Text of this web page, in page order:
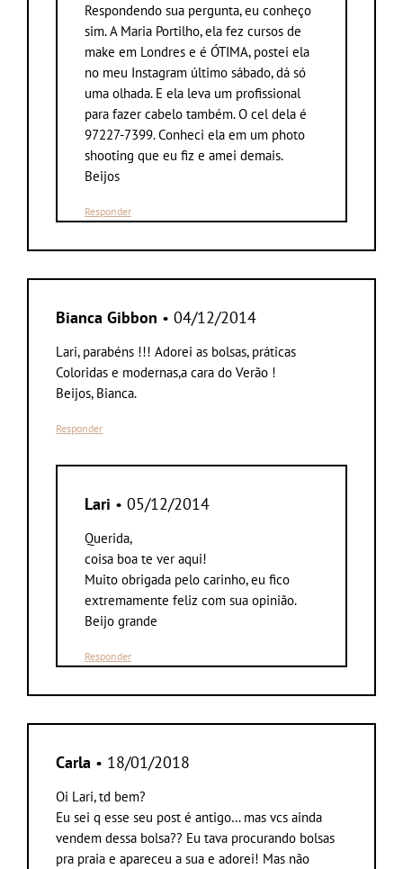
Respondendo sua pergunta, eu conheço
sim. A Maria Portilho, ela fez cursos de
make em Londres e é ÓTIMA, postei ela
no meu Instagram último sábado, dá só
uma olhada. E ela leva um profissional
para fazer cabelo também. O cel dela é
97227-7399. Conheci ela em um photo
shooting que eu fiz e amei demais.
Beijos
Responder
Bianca Gibbon • 04/12/2014
Lari, parabéns !!! Adorei as bolsas, práticas
Coloridas e modernas,a cara do Verão !
Beijos, Bianca.
Responder
Lari • 05/12/2014
Querida,
coisa boa te ver aqui!
Muito obrigada pelo carinho, eu fico
extremamente feliz com sua opinião.
Beijo grande
Responder
Carla • 18/01/2018
Oi Lari, td bem?
Eu sei q esse seu post é antigo… mas vcs ainda
vendem dessa bolsa?? Eu tava procurando bolsas
pra praia e apareceu a sua e adorei! Mas não